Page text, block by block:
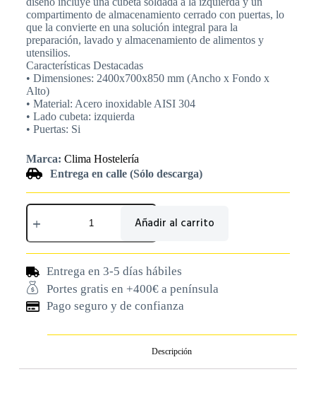
compartimento de almacenamiento cerrado con puertas, lo
que la convierte en una solución integral para la
preparación, lavado y almacenamiento de alimentos y
utensilios.
Características Destacadas
• Dimensiones: 2400x700x850 mm (Ancho x Fondo x
Alto)
• Material: Acero inoxidable AISI 304
• Lado cubeta: izquierda
• Puertas: Si
Marca: Clima Hostelería
Entrega en calle (Sólo descarga)
Añadir al carrito
Entrega en 3-5 días hábiles
Portes gratis en +400€ a península
Pago seguro y de confianza
Descripción